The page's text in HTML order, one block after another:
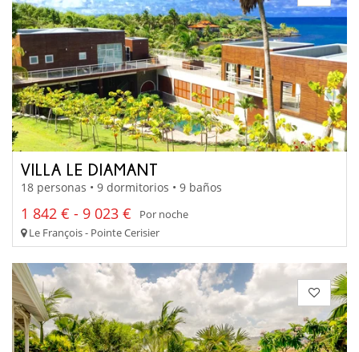
VILLA LE DIAMANT
18 personas • 9 dormitorios • 9 baños
1 842 € - 9 023 €
Por noche
Le François - Pointe Cerisier